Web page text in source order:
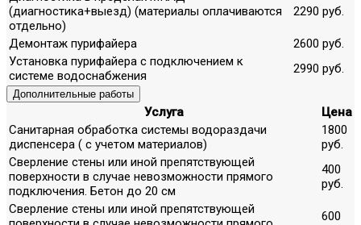
(диагностика+выезд) (материалы оплачиваются
отдельно)
2290 руб.
Демонтаж пурифайера
2600 руб.
Установка пурифайера с подключением к
системе водоснабжения
2990 руб.
Дополнительные работы
Услуга
Цена
Санитарная обработка системы водораздачи
диспенсера ( с учетом материалов)
1800
руб.
Сверление стены или иной препятствующей
поверхности в случае невозможности прямого
подключения. Бетон до 20 см
400
руб.
Сверление стены или иной препятствующей
600